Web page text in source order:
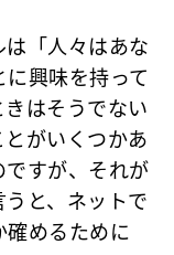
「人々はあな
興味を持って
はそうでない
がいくつかあ
すが、それが
と、ネットで
確めるために